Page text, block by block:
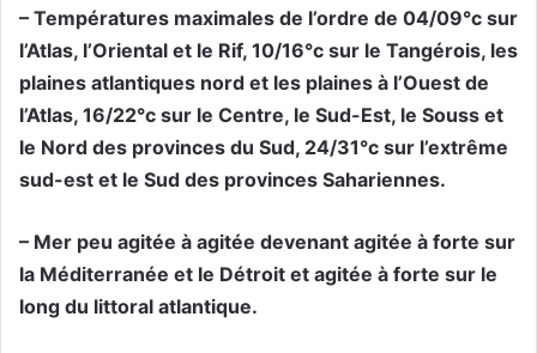
– Températures maximales de l’ordre de 04/09°c sur
l’Atlas, l’Oriental et le Rif, 10/16°c sur le Tangérois, les
plaines atlantiques nord et les plaines à l’Ouest de
l’Atlas, 16/22°c sur le Centre, le Sud-Est, le Souss et
le Nord des provinces du Sud, 24/31°c sur l’extrême
sud-est et le Sud des provinces Sahariennes.
– Mer peu agitée à agitée devenant agitée à forte sur
la Méditerranée et le Détroit et agitée à forte sur le
long du littoral atlantique.